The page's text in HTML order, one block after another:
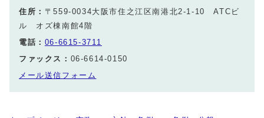
住所： 〒559-0034大阪市住之江区南港北2‐1‐10 ATCビ
ル オズ棟南館4階
電話： 06-6615-3711
ファックス： 06-6614-0150
メール送信フォーム